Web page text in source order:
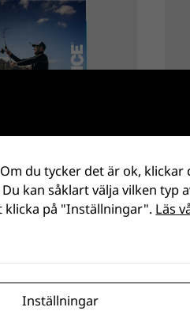
du tycker det är ok, klickar
kan såklart välja vilken typ
klicka på "Inställningar". Läs
Inställningar